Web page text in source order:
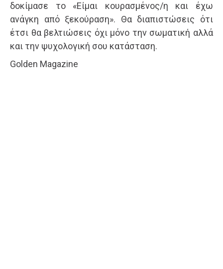
δοκίμασε το «Είμαι κουρασμένος/η και έχω
ανάγκη από ξεκούραση». Θα διαπιστώσεις ότι
έτσι θα βελτιώσεις όχι μόνο την σωματική αλλά
και την ψυχολογική σου κατάσταση.
Golden Magazine